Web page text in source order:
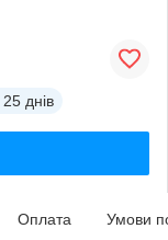
25 днів
Оплата Умови